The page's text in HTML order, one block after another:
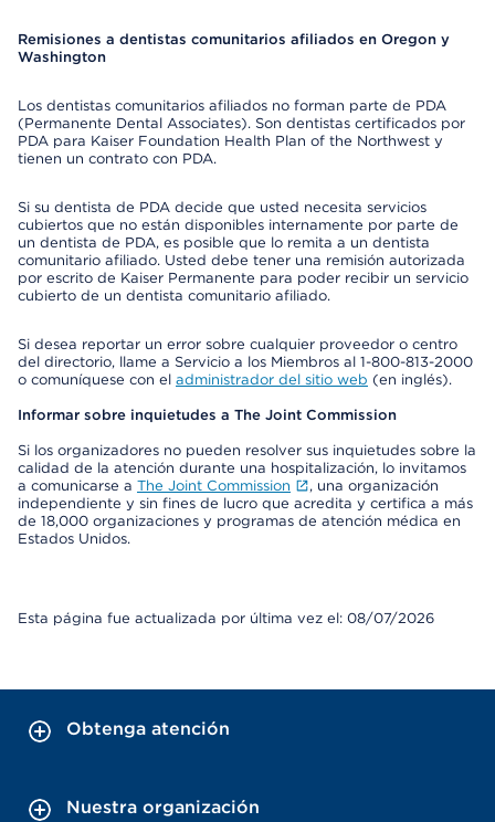
Remisiones a dentistas comunitarios afiliados en Oregon y
Washington
Los dentistas comunitarios afiliados no forman parte de PDA
(Permanente Dental Associates). Son dentistas certificados por
PDA para Kaiser Foundation Health Plan of the Northwest y
tienen un contrato con PDA.
Si su dentista de PDA decide que usted necesita servicios
cubiertos que no están disponibles internamente por parte de
un dentista de PDA, es posible que lo remita a un dentista
comunitario afiliado. Usted debe tener una remisión autorizada
por escrito de Kaiser Permanente para poder recibir un servicio
cubierto de un dentista comunitario afiliado.
Si desea reportar un error sobre cualquier proveedor o centro
del directorio, llame a Servicio a los Miembros al 1-800-813-2000
o comuníquese con el administrador del sitio web (en inglés).
Informar sobre inquietudes a The Joint Commission
Si los organizadores no pueden resolver sus inquietudes sobre la
calidad de la atención durante una hospitalización, lo invitamos
a comunicarse a The Joint Commission
, una organización
independiente y sin fines de lucro que acredita y certifica a más
de 18,000 organizaciones y programas de atención médica en
Estados Unidos.
Esta página fue actualizada por última vez el: 08/07/2026
Obtenga atención
Nuestra organización